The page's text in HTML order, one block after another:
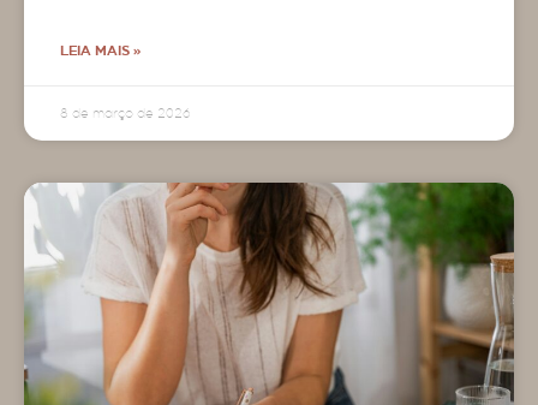
LEIA MAIS »
8 de março de 2026